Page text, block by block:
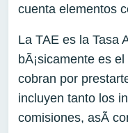
cuenta elementos
La TAE es la Tasa
bÃ¡sicamente es
cobran por
incluyen tanto los
comisiones, asÃ­